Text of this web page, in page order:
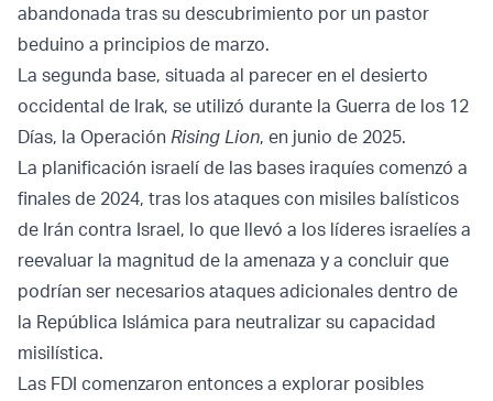
abandonada tras su descubrimiento por un pastor
beduino a principios de marzo.
La segunda base, situada al parecer en el desierto
occidental de Irak, se utilizó durante la Guerra de los 12
Días, la Operación Rising Lion, en junio de 2025.
La planificación israelí de las bases iraquíes comenzó a
finales de 2024, tras los ataques con misiles balísticos
de Irán contra Israel, lo que llevó a los líderes israelíes a
reevaluar la magnitud de la amenaza y a concluir que
podrían ser necesarios ataques adicionales dentro de
la República Islámica para neutralizar su capacidad
misilística.
Las FDI comenzaron entonces a explorar posibles